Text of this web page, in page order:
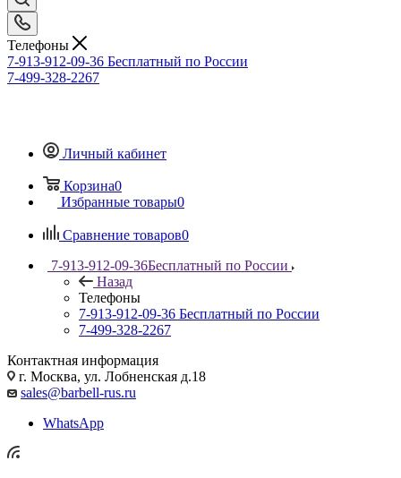
Телефоны
7-913-912-09-36 Бесплатный по России
7-499-328-2267
Личный кабинет
Корзина0
Избранные товары0
Сравнение товаров0
7-913-912-09-36Бесплатный по России
Назад
Телефоны
7-913-912-09-36 Бесплатный по России
7-499-328-2267
Контактная информация
г. Москва, ул. Лобненская д.18
sales@barbell-rus.ru
WhatsApp